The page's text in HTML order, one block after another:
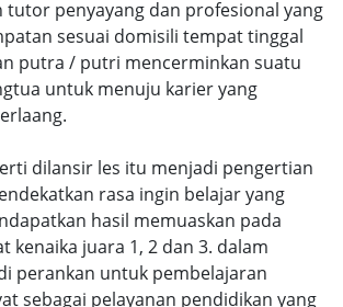
tutor penyayang dan profesional yang
sesuai domisili tempat tinggal
putra / putri mencerminkan suatu
untuk menuju karier yang
dilansir les itu menjadi pengertian
rasa ingin belajar yang
hasil memuaskan pada
kenaika juara 1, 2 dan 3. dalam
perankan untuk pembelajaran
sebagai pelayanan pendidikan yang